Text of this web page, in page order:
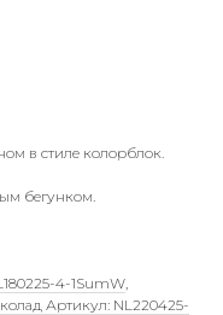
в стиле колорблок.
бегунком.
4-1SumW
Артикул: NL220425-